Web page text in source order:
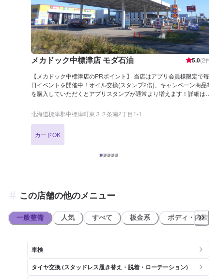
メカドック中標津店 モダ石油 5.0(2件)
【メカドック中標津店のPRポイント】 当店はアプリ会員様限定で毎
日イベントを開催中！オイル交換(スタンプ2倍)、キャンペーン商品等
を購入していただくとアプリスタンプが通常より増えます！詳細はア
選べる特典がもらえます！また、オイル交換ではガソリン、ディーゼ
ルオイルの各種グレードも取り揃えておりますので、ご予約をお待ち
詳細はアプリのお知らせよりご確認くださいませ。 【営業時間】 整
備受付時間：9：00〜18：00 給油営業時間：7：30〜21：00 【アク
セス】 フレスポ中標津を左に見ながら釧路中標津道路（国道272号
北海道標津郡中標津町東３２条南2丁目1-1
カードOK
この店舗の他のメニュー
一般整備 人気 すべて 板金系 ボディ・内装
車検
タイヤ交換 (スタッドレス履き替え・脱着・ローテーション)